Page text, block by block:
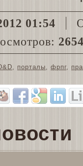
01:54
, порталы, фрпг,